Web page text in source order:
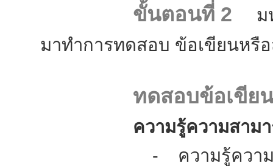
ขั้นตอนที่ 2 มห
มาทำการทดสอบ ข้อเขียนห
ทดสอบข้อเขียน
ความรู้ความสามาร
- ความรู้ความสามารถ